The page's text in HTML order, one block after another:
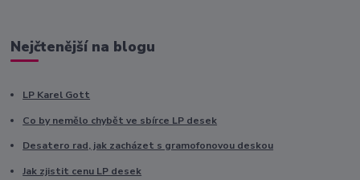
Nejčtenější na blogu
LP Karel Gott
Co by nemělo chybět ve sbírce LP desek
Desatero rad, jak zacházet s gramofonovou deskou
Jak zjistit cenu LP desek